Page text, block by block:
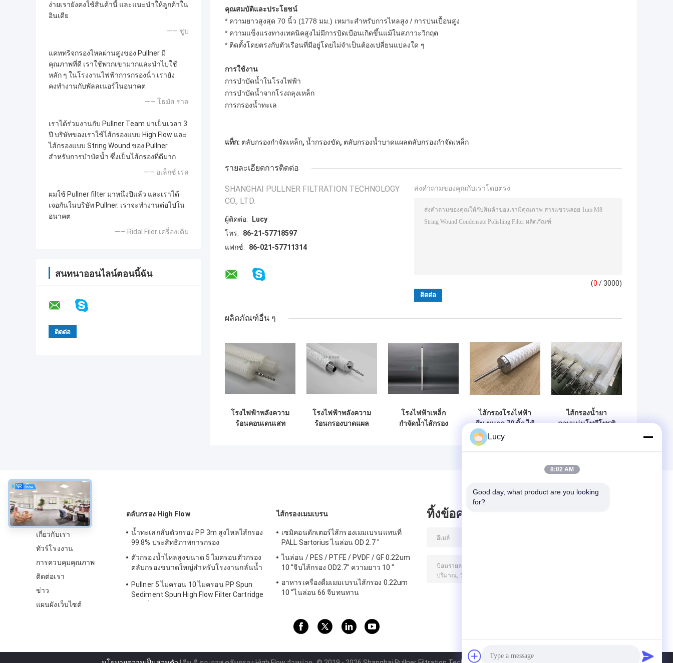
ง่ายเรายังคงใช้สินค้านี้ และแนะนําให้ลูกค้าใน
อินเดีย
—— ชูบ
แคททริจกรองไหลผ่านสูงของ Pullner มี
คุณภาพที่ดี เราใช้พวกเขามากและนําไปใช้
หลัก ๆ ในโรงงานไฟฟ้าการกรองน้ํา.เรายัง
คงทํางานกับพัลลเนอร์ในอนาคต
—— โธมัส ราล
เราได้ร่วมงานกับ Pullner Team มาเป็นเวลา 3
ปี บริษัทของเราใช้ไส้กรองแบบ High Flow และ
ไส้กรองแบบ String Wound ของ Pullner
สำหรับการบำบัดน้ำ ซึ่งเป็นไส้กรองที่ดีมาก
—— อเล็กซ์ เรล
ผมใช้ Pullner filter มาหนึ่งปีแล้ว และเราได้
เจอกันในบริษัท Pullner. เราจะทํางานต่อไปใน
อนาคต
—— Ridal Filer เครื่องเติม
สนทนาออนไลน์ตอนนี้ฉัน
คุณสมบัติและประโยชน์
* ความยาวสูงสุด 70 นิ้ว (1778 มม.) เหมาะสำหรับการไหลสูง / การปนเปื้อนสูง
* ความแข็งแรงทางเทคนิคสูงไม่มีการบิดเบือนเกิดขึ้นแม้ในสภาวะวิกฤต
* ติดตั้งโดยตรงกับตัวเรือนที่มีอยู่โดยไม่จำเป็นต้องเปลี่ยนแปลงใด ๆ
การใช้งาน
การบำบัดน้ำในโรงไฟฟ้า
การบำบัดน้ำจากโรงถลุงเหล็ก
การกรองน้ำทะเล
แท็ก: ตลับกรองกำจัดเหล็ก, น้ำกรองขัด, ตลับกรองน้ำบาดแผลตลับกรองกำจัดเหล็ก
รายละเอียดการติดต่อ
SHANGHAI PULLNER FILTRATION TECHNOLOGY
CO., LTD.
ผู้ติดต่อ:
Lucy
โทร:
86-21-57718597
แฟกซ์:
86-021-57711314
ส่งคำถามของคุณกับเราโดยตรง
(0 / 3000)
ผลิตภัณฑ์อื่น ๆ
โรงไฟฟ้าพลังความ
ร้อนคอนเดนเสท
โรงไฟฟ้าพลังความ
ร้อนกรองบาดแผล
โรงไฟฟ้าเหล็ก
กำจัดน้ำไส้กรอง
ไส้กรองโรงไฟฟ้า
จีน ขนาด 70 นิ้ว ไส้
กรองน้ำ
ไส้กรองน้ำยา
ควบแน่นโพลีโพรพิ
เกี่ยวกับ
เกี่ยวกับเรา
ทัวร์โรงงาน
การควบคุมคุณภาพ
ติดต่อเรา
ข่าว
แผนผังเว็บไซต์
ตลับกรอง High Flow
น้ำทะเลกลั่นตัวกรอง PP 3m สูงไหลไส้กรอง
99.8% ประสิทธิภาพการกรอง
ตัวกรองน้ำไหลสูงขนาด 5 ไมครอนตัวกรอง
ตลับกรองขนาดใหญ่สำหรับโรงงานกลั่นน้ำ
Pullner 5 ไมครอน 10 ไมครอน PP Spun
Sediment Spun High Flow Filter Cartridge
ไส้กรองเมมเบรน
เซมิคอนดักเตอร์ไส้กรองเมมเบรนแทนที่
PALL Sartorius ไนล่อน OD 2.7 "
ไนล่อน / PES / PTFE / PVDF / GF 0.22um
10 "จีบไส้กรอง OD2.7" ความยาว 10 "
อาหารเครื่องดื่มเมมเบรนไส้กรอง 0.22um
10 "ไนล่อน 66 จีบทนทาน
ทิ้งข้อความไว้
Lucy
8:02 AM
Good day, what product are you looking
for?